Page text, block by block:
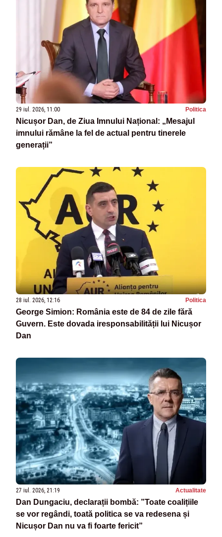
29 iul. 2026, 11:00 Politica
Nicușor Dan, de Ziua Imnului Național: „Mesajul
imnului rămâne la fel de actual pentru tinerele
generații”
28 iul. 2026, 12:16 Politica
George Simion: România este de 84 de zile fără
Guvern. Este dovada iresponsabilității lui Nicușor
Dan
27 iul. 2026, 21:19 Actualitate
Dan Dungaciu, declarații bombă: ”Toate coalițiile
se vor regândi, toată politica se va redesena și
Nicușor Dan nu va fi foarte fericit”